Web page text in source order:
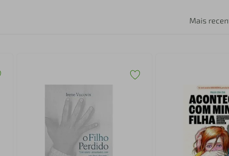
Mais